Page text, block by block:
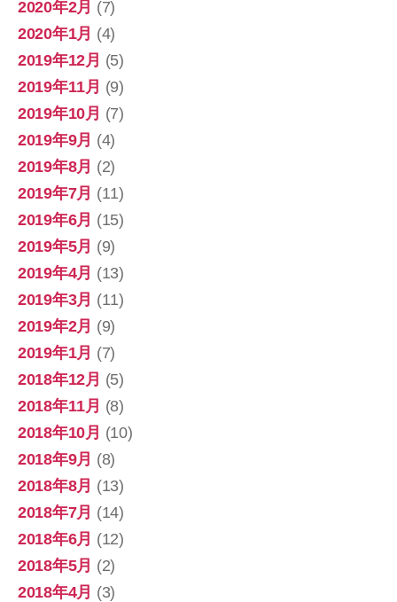
2020年2月 (7)
2020年1月 (4)
2019年12月 (5)
2019年11月 (9)
2019年10月 (7)
2019年9月 (4)
2019年8月 (2)
2019年7月 (11)
2019年6月 (15)
2019年5月 (9)
2019年4月 (13)
2019年3月 (11)
2019年2月 (9)
2019年1月 (7)
2018年12月 (5)
2018年11月 (8)
2018年10月 (10)
2018年9月 (8)
2018年8月 (13)
2018年7月 (14)
2018年6月 (12)
2018年5月 (2)
2018年4月 (3)